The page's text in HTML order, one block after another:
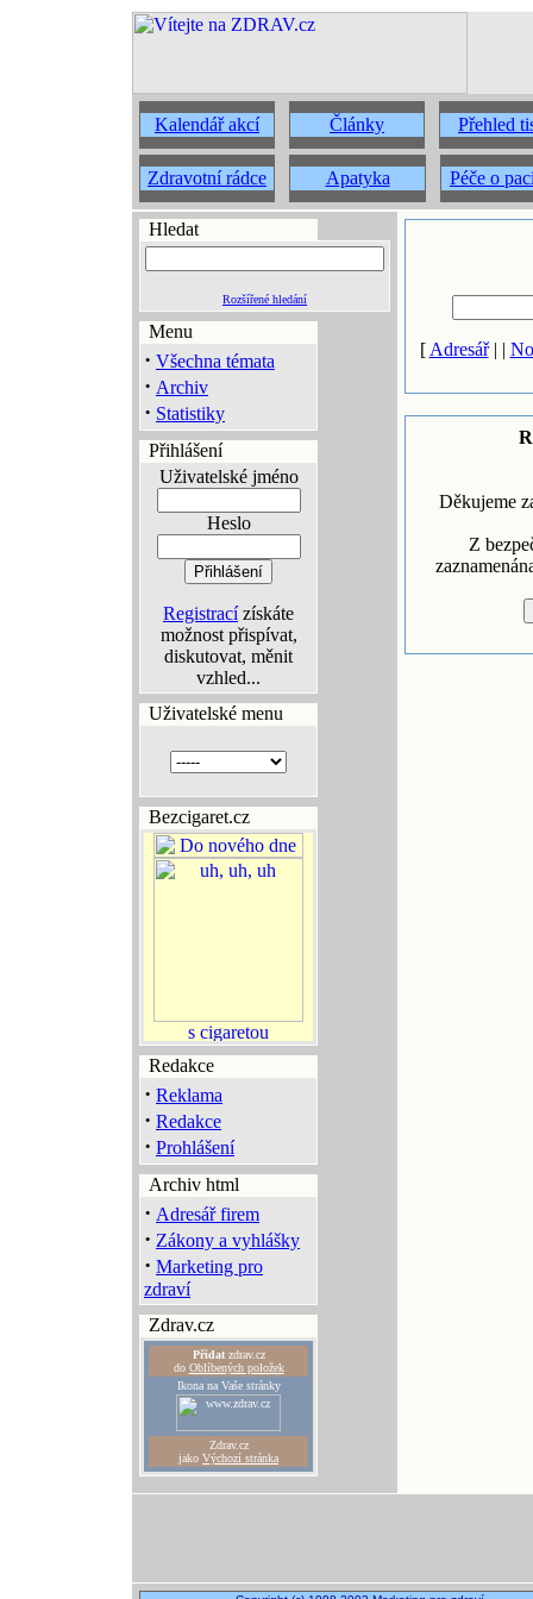
Kalendář akcí Články Přehled
Zdravotní rádce Apatyka Péče o
Hledat
Rozšířené hledání
Menu
· Všechna témata
· Archiv
· Statistiky
Přihlášení
Uživatelské jméno
Heslo
Registracízískáte
možnost přispívat,
diskutovat, měnit
vzhled...
Uživatelské menu
Bezcigaret.cz
Redakce
· Reklama
· Redakce
· Prohlášení
Archiv html
· Adresář firem
· Zákony a vyhlášky
· Marketing pro
zdraví
Zdrav.cz
Přidatzdrav.cz
do Oblíbených položek
Ikona na Vaše stránky
Zdrav.cz
jako Výchozí stránka
[ Adresář| |
Děkujeme
Z